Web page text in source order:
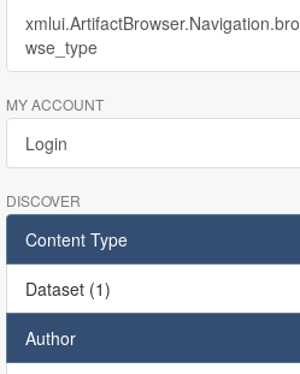
xmlui.ArtifactBrowser.Navigation.bro
wse_type
MY ACCOUNT
Login
DISCOVER
Content Type
Dataset (1)
Author